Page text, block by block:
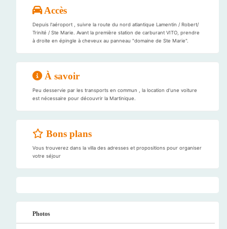
Accès
Depuis l'aéroport , suivre la route du nord atlantique Lamentin / Robert/
Trinité / Ste Marie. Avant la première station de carburant VITO, prendre
à droite en épingle à cheveux au panneau "domaine de Ste Marie".
À savoir
Peu desservie par les transports en commun , la location d'une voiture
est nécessaire pour découvrir la Martinique.
Bons plans
Vous trouverez dans la villa des adresses et propositions pour organiser
votre séjour
Photos